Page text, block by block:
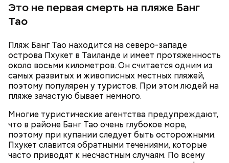
Это не первая смерть на пляже Банг
Тао
Пляж Банг Тао находится на северо-западе
острова Пхукет в Таиланде и имеет протяженность
около восьми километров. Он считается одним из
самых развитых и живописных местных пляжей,
поэтому популярен у туристов. При этом людей на
пляже зачастую бывает немного.
Многие туристические агентства предупреждают,
что в районе Банг Тао очень глубокое море,
поэтому при купании следует быть осторожными.
Пхукет славится обратными течениями, которые
часто приводят к несчастным случаям. По всему
Хотя Гасанов якобы «не осознавал преступный
характер своих действий», он зачем-то начал
вопросы у оперативников. Сначала он избавился от
автомобиля Rolls-Royce Cullinan, затем выставил на
продажу трехкомнатную квартиру в «Москве-
Сити».
Миссюра родился в 1999 году. Окончил Московский
автомобильно-дорожный государственный
технический университет, после получения
диплома жил с матерью и отчимом, подрабатывал
репетитором по математике.